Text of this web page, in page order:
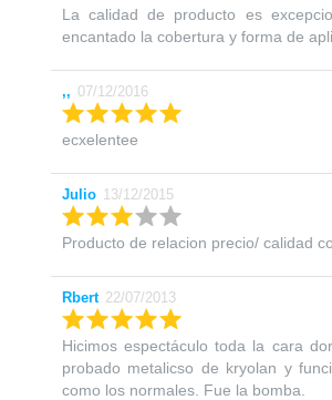
La calidad de producto es
encantado la cobertura y forma de
,, 07/12/2016
ecxelentee
Julio 13/12/2015
Producto de relacion precio/ calidad
Rbert 22/07/2013
Hicimos espectáculo toda la cara
probado metalicso de kryolan y
como los normales. Fue la bomba.